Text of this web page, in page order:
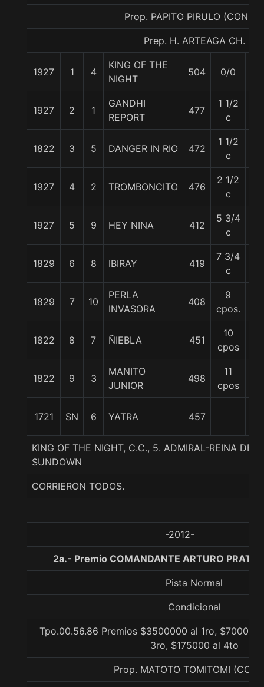
Prop. PAPITO PIRULO (CONCE)
Prep. H. ARTEAGA CH.
1927 1 4
KING OF THE
NIGHT
504 0/0
1927 2 1
GANDHI
REPORT
477
1 1/2
c
1822 3 5 DANGER IN RIO 472
1 1/2
c
1927 4 2 TROMBONCITO 476
2 1/2
c
1927 5 9 HEY NINA 412
5 3/4
c
1829 6 8 IBIRAY 419
7 3/4
c
1829 7 10
PERLA
INVASORA
408
9
cpos.
1822 8 7 ÑIEBLA 451
10
cpos
1822 9 3
MANITO
JUNIOR
498
11
cpos
1721 SN 6 YATRA 457
KING OF THE NIGHT, C.C., 5. ADMIRAL-REINA DE
SUNDOWN
CORRIERON TODOS.
-2012-
2a.- Premio COMANDANTE ARTURO PRAT
Pista Normal
Condicional
Tpo.00.56.86 Premios $3500000 al 1ro,
3ro, $175000 al 4to
Prop. MATOTO TOMITOMI